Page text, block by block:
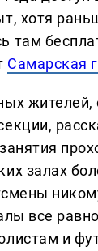
хотя
там
Самарская
залах
все
и